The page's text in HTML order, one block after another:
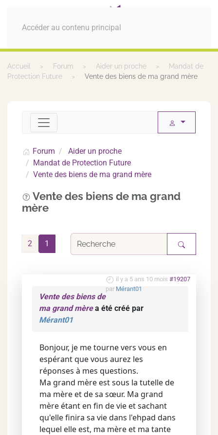
Accéder au contenu principal
MENU
Accueil Forum Aider un proche
Mandat de
Protection Future
Vente des biens de ma grand mère
Forum
Aider un proche
Mandat de Protection Future
Vente des biens de ma grand mère
Vente des biens de ma grand
mère
1
2
il y a 5 ans 10 mois #19207
par Mérant01
Vente des biens de
ma grand mèrea été créé par
Mérant01
Bonjour, je me tourne vers vous en
espérant que vous aurez les
réponses à mes questions.
Ma grand mère est sous la tutelle de
ma mère et de sa sœur. Ma grand
mère étant en fin de vie et sachant
qu'elle finira sa vie dans l'ehpad dans
lequel elle est, ma mère et ma tante